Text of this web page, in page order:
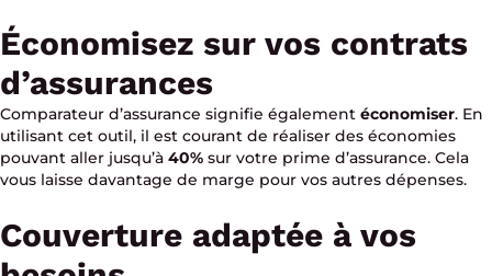
Économisez sur vos contrats
d’assurances
Comparateur d’assurance signifie également économiser. En
utilisant cet outil, il est courant de réaliser des économies
pouvant aller jusqu’à 40% sur votre prime d’assurance. Cela
vous laisse davantage de marge pour vos autres dépenses.
Couverture adaptée à vos